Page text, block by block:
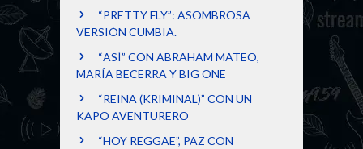
“PRETTY FLY”: ASOMBROSA
VERSIÓN CUMBIA.
“ASÍ” CON ABRAHAM MATEO,
MARÍA BECERRA Y BIG ONE
“REINA (KRIMINAL)” CON UN
KAPO AVENTURERO
“HOY REGGAE”, PAZ CON